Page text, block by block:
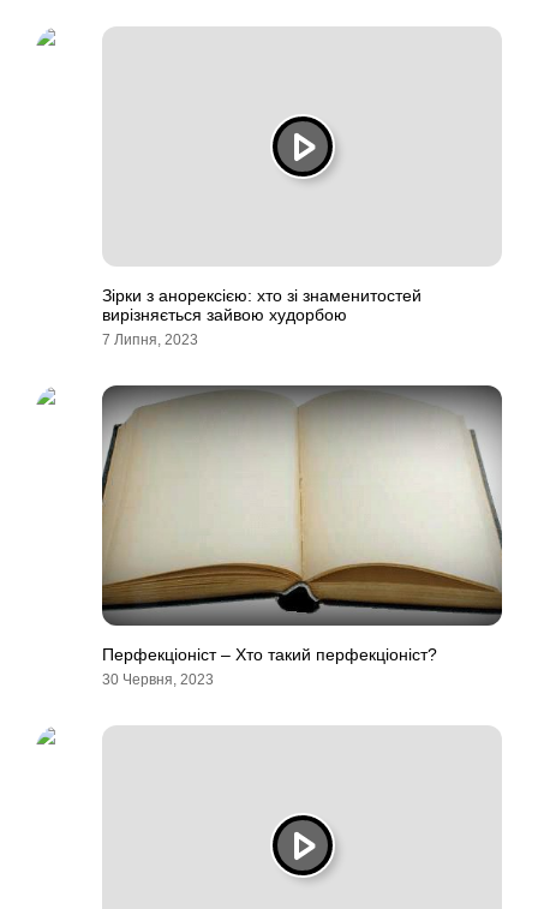
Зірки з анорексією: хто зі знаменитостей
вирізняється зайвою худорбою
7 Липня, 2023
Перфекціоніст – Хто такий перфекціоніст?
30 Червня, 2023